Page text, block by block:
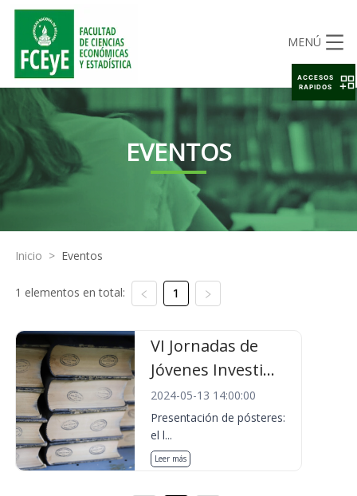
MENÚ
EVENTOS
Inicio > Eventos
1 elementos en total: 1
VI Jornadas de
Jóvenes Investi...
2024-05-13 14:00:00
Presentación de pósteres:
el l...
Leer más
ACCESOS
RAPIDOS